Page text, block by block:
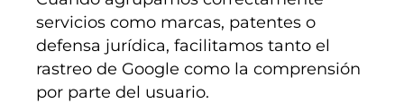
servicios como marcas, patentes o
defensa jurídica, facilitamos tanto el
rastreo de Google como la comprensión
por parte del usuario.